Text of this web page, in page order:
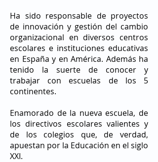
Ha sido responsable de proyectos
de innovación y gestión del cambio
organizacional en diversos centros
escolares e instituciones educativas
en España y en América. Además ha
tenido la suerte de conocer y
trabajar con escuelas de los 5
continentes.
Enamorado de la nueva escuela, de
los directivos escolares valientes y
de los colegios que, de verdad,
apuestan por la Educación en el siglo
XXI.